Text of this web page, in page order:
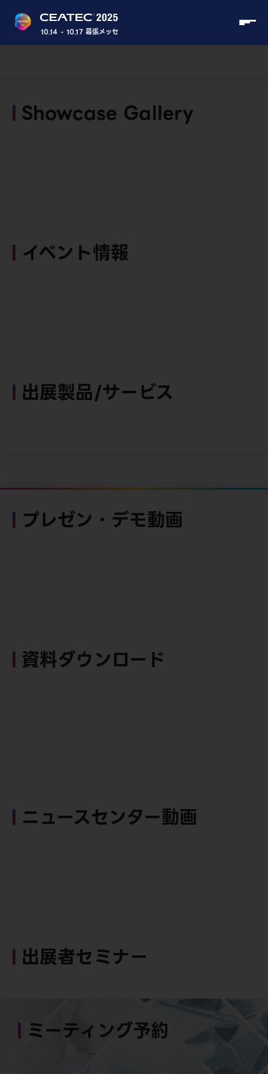
10.14 - 10.17 幕張メッセ
Showcase Gallery
イベント情報
出展製品/サービス
プレゼン・デモ動画
資料ダウンロード
ニュースセンター動画
出展者セミナー
ミーティング予約